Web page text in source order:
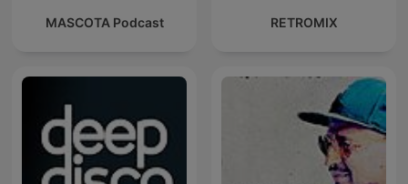
MASCOTA Podcast RETROMIX